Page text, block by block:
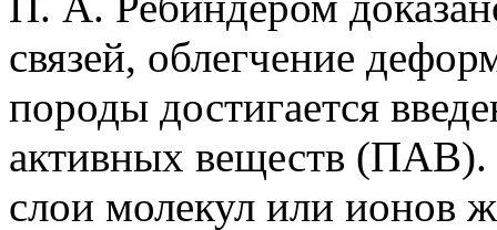
связей, облегчение
породы достигается
активных веществ
слои молекул или ионов